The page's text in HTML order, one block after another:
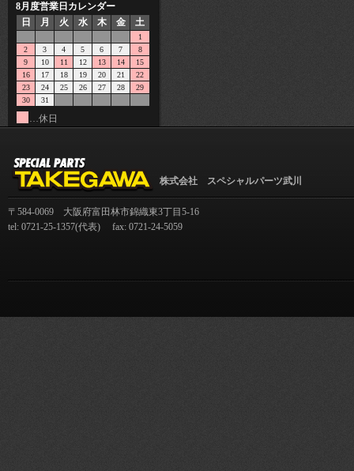
8月度営業日カレンダー
日
月 火 水 木 金 土
1
2
3 4 5 6 7
8
9
10 11 12 13 14
15
16
17 18 19 20 21
22
23
24 25 26 27 28
29
30
31
…休日
株式会社 スペシャルパーツ武川
〒584-0069 大阪府富田林市錦織東3丁目5-16
tel: 0721-25-1357(代表) fax: 0721-24-5059